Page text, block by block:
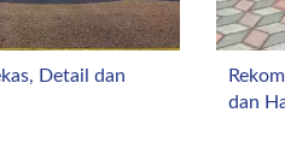
Detail dan
dan